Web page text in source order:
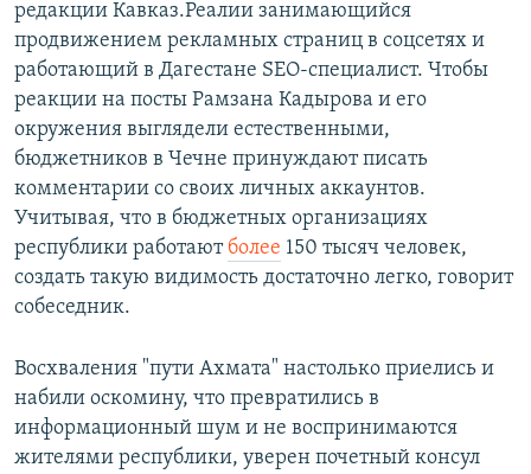
редакции Кавказ.Реалии занимающийся
продвижением рекламных страниц в соцсетях и
работающий в Дагестане SEO-специалист. Чтобы
реакции на посты Рамзана Кадырова и его
окружения выглядели естественными,
бюджетников в Чечне принуждают писать
комментарии со своих личных аккаунтов.
Учитывая, что в бюджетных организациях
республики работают более 150 тысяч человек,
создать такую видимость достаточно легко, говорит
собеседник.
Восхваления "пути Ахмата" настолько приелись и
набили оскомину, что превратились в
информационный шум и не воспринимаются
жителями республики, уверен почетный консул